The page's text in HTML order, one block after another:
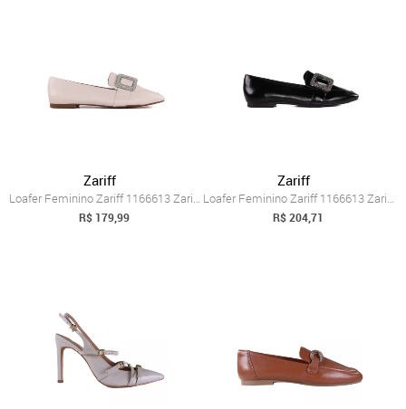
Zariff
Loafer Feminino Zariff 1166613 Zariff Bege
R$ 179,99
Zariff
Loafer Feminino Zariff 1166613 Zariff Preto
R$ 204,71